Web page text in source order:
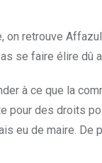
on retrouve
se faire élire
à ce que la
pour des droits
eu de maire.